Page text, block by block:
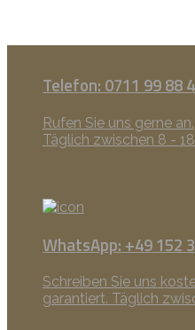
Telefon: 0711 99 88
Rufen Sie uns gerne an.
Täglich zwischen 8 -
WhatsApp: +49 152
Schreiben Sie uns
garantiert. Täglich